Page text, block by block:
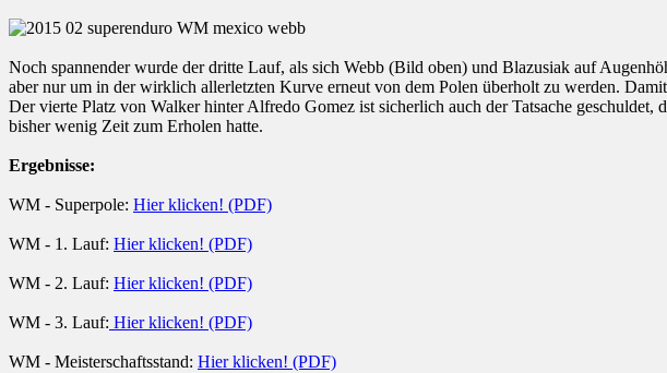
Noch spannender wurde der dritte Lauf, als sich Webb (Bild oben) und Blazusiak auf
aber nur um in der wirklich allerletzten Kurve erneut von dem Polen überholt zu werden.
Der vierte Platz von Walker hinter Alfredo Gomez ist sicherlich auch der Tatsache
bisher wenig Zeit zum Erholen hatte.
Ergebnisse:
WM - Superpole: Hier klicken! (PDF)
WM - 1. Lauf: Hier klicken! (PDF)
WM - 2. Lauf: Hier klicken! (PDF)
WM - 3. Lauf: Hier klicken! (PDF)
WM - Meisterschaftsstand: Hier klicken! (PDF)